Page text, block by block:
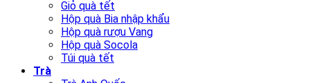
Giỏ quà tết
Hộp quà Bia nhập khẩu
Hộp quà rượu Vang
Hộp quà Socola
Túi quà tết
Trà